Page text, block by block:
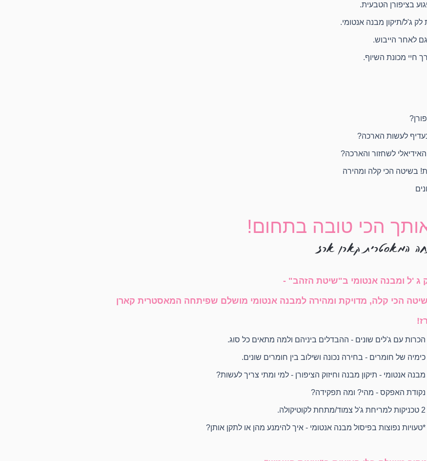
בציפורן הטבעית.
ג'ל/תיקון מבנה אנטומי.
גם לאחר הייבוש.
חיי מכונת השיוף.
לעשות הארכה?
לשחזור והארכה?
בשיטה הכי קלה ומהירה
הכי טובה בתחום!
המאסטרית קארן ארז
ג 'ל ומבנה אנטומי ב"שיטת הזהב" -
הכי קלה, מדויקת ומהירה למבנה אנטומי מושלם שפיתחה המאסטרית קארן
עם ג'לים שונים - ההבדלים ביניהם ולמה מתאים כל סוג.
של חומרים - בחירה נכונה ושילוב בין חומרים שונים.
אנטומי - תיקון מבנה וחיזוק הציפורן - למי ומתי צריך לעשות?
האפקס - מהי? ומה תפקידה?
נפוצות בפיסול מבנה אנטומי - איך להימנע מהן או לתקן אותן?